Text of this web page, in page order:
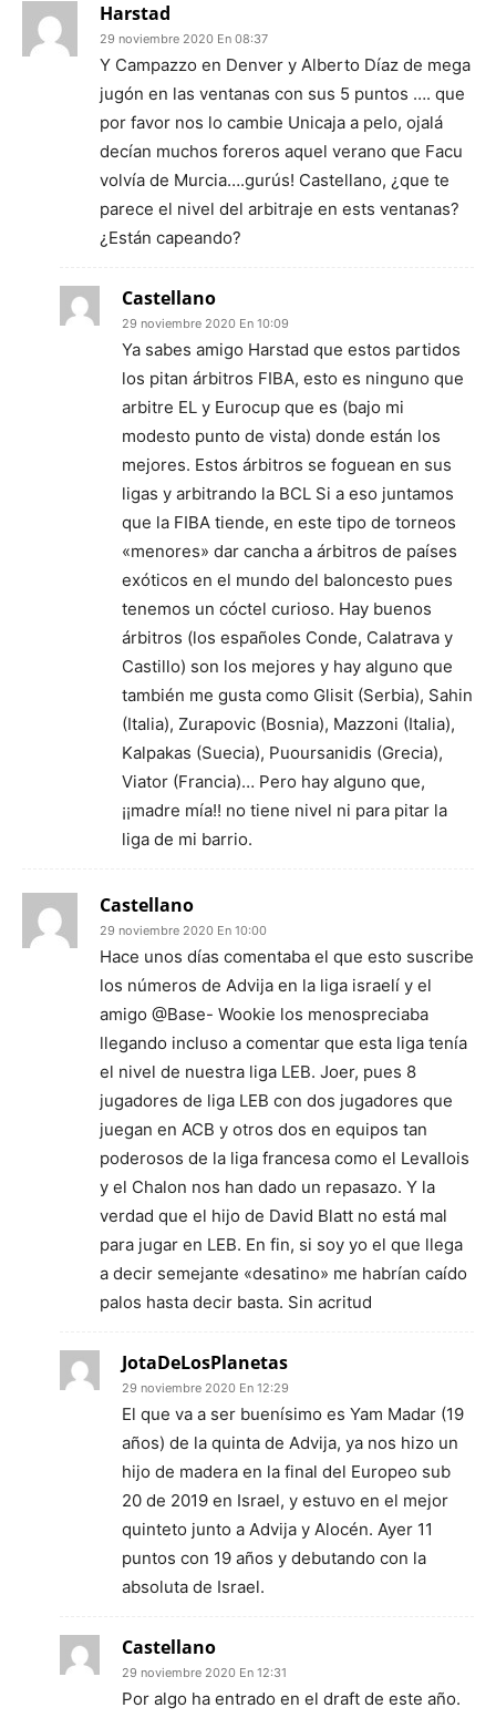
Harstad
29 noviembre 2020 En 08:37
Y Campazzo en Denver y Alberto Díaz de mega
jugón en las ventanas con sus 5 puntos …. que
por favor nos lo cambie Unicaja a pelo, ojalá
decían muchos foreros aquel verano que Facu
volvía de Murcia….gurús! Castellano, ¿que te
parece el nivel del arbitraje en ests ventanas?
¿Están capeando?
Castellano
29 noviembre 2020 En 10:09
Ya sabes amigo Harstad que estos partidos
los pitan árbitros FIBA, esto es ninguno que
arbitre EL y Eurocup que es (bajo mi
modesto punto de vista) donde están los
mejores. Estos árbitros se foguean en sus
ligas y arbitrando la BCL Si a eso juntamos
que la FIBA tiende, en este tipo de torneos
«menores» dar cancha a árbitros de países
exóticos en el mundo del baloncesto pues
tenemos un cóctel curioso. Hay buenos
árbitros (los españoles Conde, Calatrava y
Castillo) son los mejores y hay alguno que
también me gusta como Glisit (Serbia), Sahin
(Italia), Zurapovic (Bosnia), Mazzoni (Italia),
Kalpakas (Suecia), Puoursanidis (Grecia),
Viator (Francia)… Pero hay alguno que,
¡¡madre mía!! no tiene nivel ni para pitar la
liga de mi barrio.
Castellano
29 noviembre 2020 En 10:00
Hace unos días comentaba el que esto suscribe
los números de Advija en la liga israelí y el
amigo @Base- Wookie los menospreciaba
llegando incluso a comentar que esta liga tenía
el nivel de nuestra liga LEB. Joer, pues 8
jugadores de liga LEB con dos jugadores que
juegan en ACB y otros dos en equipos tan
poderosos de la liga francesa como el Levallois
y el Chalon nos han dado un repasazo. Y la
verdad que el hijo de David Blatt no está mal
para jugar en LEB. En fin, si soy yo el que llega
a decir semejante «desatino» me habrían caído
palos hasta decir basta. Sin acritud
JotaDeLosPlanetas
29 noviembre 2020 En 12:29
El que va a ser buenísimo es Yam Madar (19
años) de la quinta de Advija, ya nos hizo un
hijo de madera en la final del Europeo sub
20 de 2019 en Israel, y estuvo en el mejor
quinteto junto a Advija y Alocén. Ayer 11
puntos con 19 años y debutando con la
absoluta de Israel.
Castellano
29 noviembre 2020 En 12:31
Por algo ha entrado en el draft de este año.